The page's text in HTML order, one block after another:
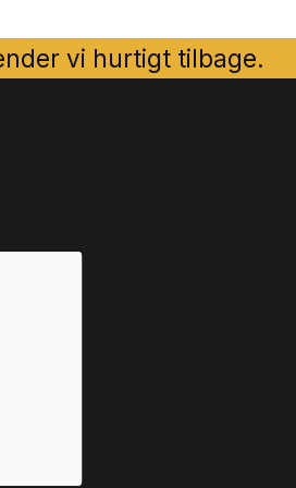
vi hurtigt tilbage.